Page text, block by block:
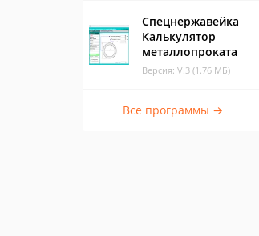
Спецнержавейка
Калькулятор
металлопроката
Версия: V.3 (1.76 МБ)
Все программы →